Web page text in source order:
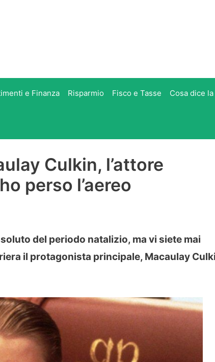
e Finanza Risparmio Fisco e Tasse Cosa dice
Culkin, l’attore
perso l’aereo
del periodo natalizio, ma vi siete mai
il protagonista principale, Macaulay